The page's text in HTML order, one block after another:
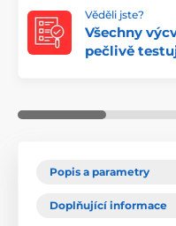
Věděli jste?
Všechny
pečlivě
Popis a parametry
Doplňující informace